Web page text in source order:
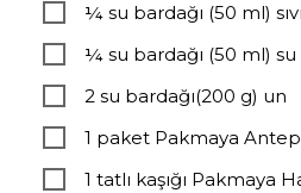
¼ su bardağı (50 ml)
¼ su bardağı (50 ml) su
2 su bardağı(200 g) un
1 paket Pakmaya Antep
1 tatlı kaşığı Pakmaya